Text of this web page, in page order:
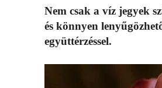
Nem csak a víz jegyek
és könnyen
együttérzéssel.